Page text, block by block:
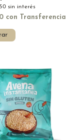
sin interés
con Transferencia